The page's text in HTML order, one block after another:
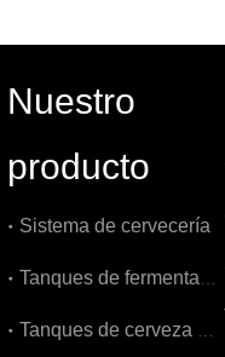
Nuestro
producto
Sistema de cervecería